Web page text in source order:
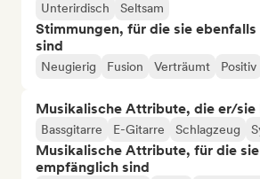
Unterirdisch
Seltsam
Stimmungen, für die sie
sind
Neugierig Fusion Verträumt Positiv
Musikalische Attribute, die er/sie
Bassgitarre E-Gitarre Schlagzeug
Musikalische Attribute, für die
empfänglich sind